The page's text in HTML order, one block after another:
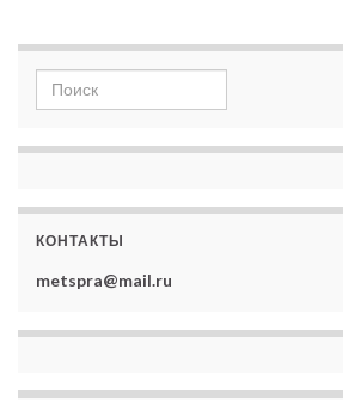
Search for:
КОНТАКТЫ
metspra@mail.ru